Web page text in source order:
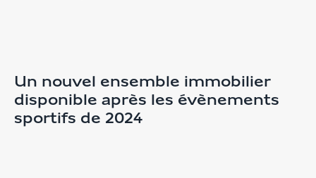
Un nouvel ensemble immobilier
disponible après les évènements
sportifs de 2024